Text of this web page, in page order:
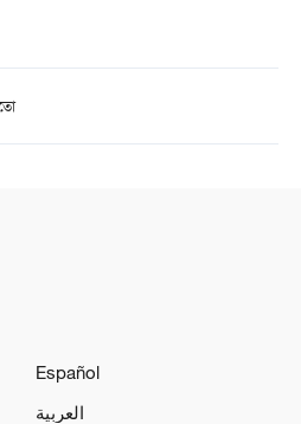
Español
العربية